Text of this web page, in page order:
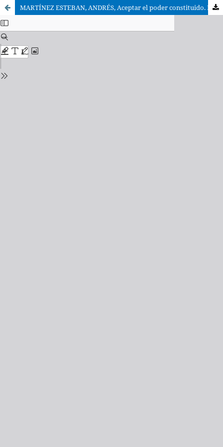
MARTÍNEZ ESTEBAN, ANDRÉS, Aceptar el poder constituido. Los católicos españoles y la Santa Sede en la Restauración (1890-1914)